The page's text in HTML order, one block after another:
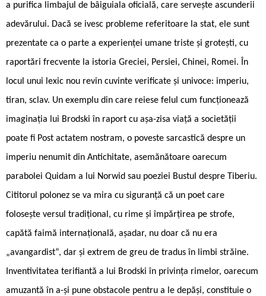
a purifica limbajul de bâiguiala oficială, care servește ascunderii
adevărului. Dacă se ivesc probleme referitoare la stat, ele sunt
prezentate ca o parte a experienței umane triste și grotești, cu
raportări frecvente la istoria Greciei, Persiei, Chinei, Romei. În
locul unui lexic nou revin cuvinte verificate și univoce: imperiu,
tiran, sclav. Un exemplu din care reiese felul cum funcționează
imaginația lui Brodski în raport cu așa-zisa viață a societății
poate fi Post actatem nostram, o poveste sarcastică despre un
imperiu nenumit din Antichitate, asemănătoare oarecum
parabolei Quidam a lui Norwid sau poeziei Bustul despre Tiberiu.
Cititorul polonez se va mira cu siguranță că un poet care
folosește versul tradițional, cu rime și împărțirea pe strofe,
capătă faimă internațională, așadar, nu doar că nu era
„avangardist“, dar și extrem de greu de tradus în limbi străine.
Inventivitatea terifiantă a lui Brodski în privința rimelor, oarecum
amuzantă în a-și pune obstacole pentru a le depăși, constituie o